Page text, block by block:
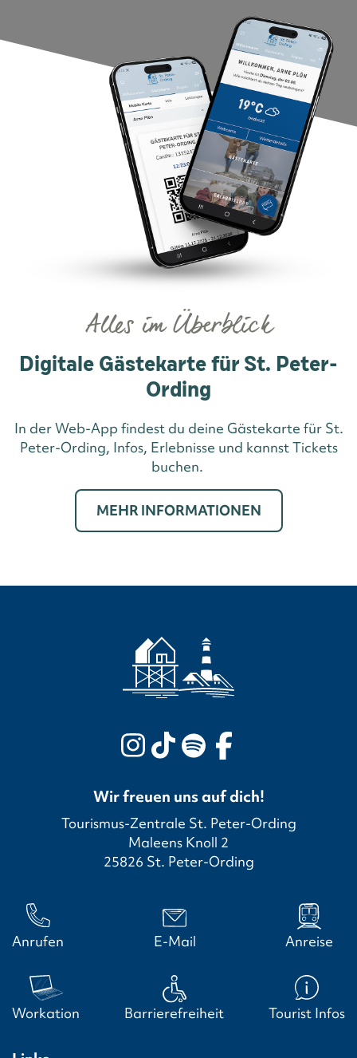
Alles im Überblick
Digitale Gästekarte für St. Peter-
Ording
In der Web-App findest du deine Gästekarte für St.
Peter-Ording, Infos, Erlebnisse und kannst Tickets
buchen.
MEHR INFORMATIONEN
Wir freuen uns auf dich!
Tourismus-Zentrale St. Peter-Ording
Maleens Knoll 2
25826 St. Peter-Ording
Anrufen E-Mail Anreise
Workation Barrierefreiheit Tourist Infos